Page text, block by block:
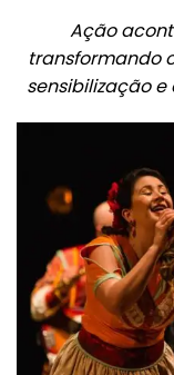
Ação
transformando
sensibilização